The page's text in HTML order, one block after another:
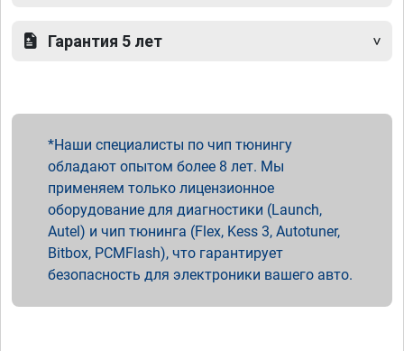
Гарантия 5 лет
Наши специалисты по чип тюнингу
обладают опытом более 8 лет. Мы
применяем только лицензионное
оборудование для диагностики (Launch,
Autel) и чип тюнинга (Flex, Kess 3, Autotuner,
Bitbox, PCMFlash), что гарантирует
безопасность для электроники вашего авто.